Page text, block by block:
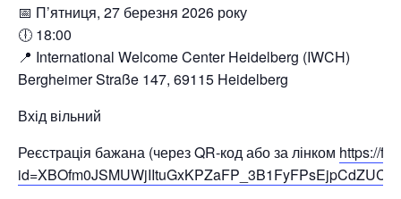
📅 П’ятниця, 27 березня 2026 року
🕕 18:00
📍 International Welcome Center Heidelberg (IWCH)
Bergheimer Straße 147, 69115 Heidelberg
Вхід вільний
Реєстрація бажана (через QR-код або за лінком https://